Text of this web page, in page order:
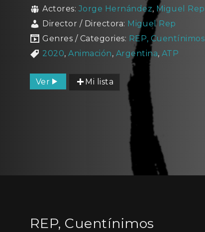
Actores: Jorge Hernández, Miguel Rep
Director / Directora: Miguel Rep
Genres / Categories: REP, Cuentínimos
2020,Animación, Argentina, ATP
Ver Mi lista
REP, Cuentínimos